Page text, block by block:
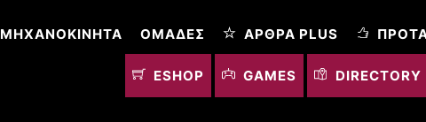
ΜΗΧΑΝΟΚΊΝΗΤΑ ΟΜΆΔΕΣ ΆΡΘΡΑ PLUS
ESHOP GAMES DIRECTORY